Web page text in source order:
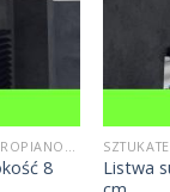
SZTUKATERIA WEWNĘTRZNA STYROPIANOWA
8
Listwa